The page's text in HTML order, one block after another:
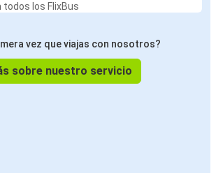
todos los FlixBus
vez que viajas con nosotros?
sobre nuestro servicio